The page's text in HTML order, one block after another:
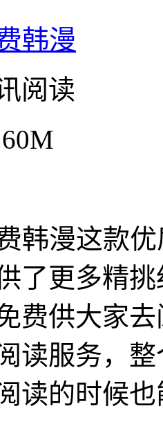
韩漫
阅读
韩漫这款
了更多精
费供大家
读服务，
读的时候